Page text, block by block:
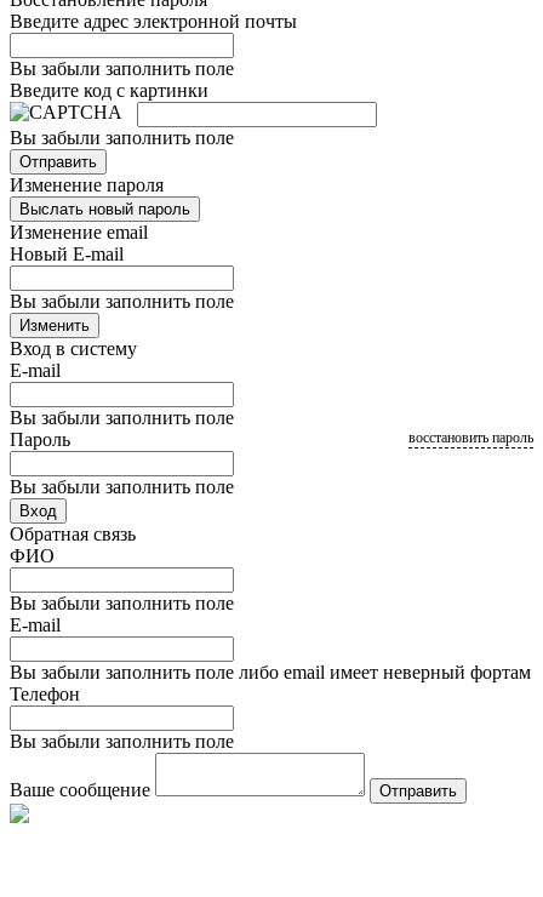
Введите адрес электронной почты
Вы забыли заполнить поле
Введите код с картинки
Вы забыли заполнить поле
Отправить
Изменение пароля
Выслать новый пароль
Изменение email
Новый E-mail
Вы забыли заполнить поле
Изменить
Вход в систему
E-mail
Вы забыли заполнить поле
Пароль
Вы забыли заполнить поле
восстановить пароль
Вход
Обратная связь
ФИО
Вы забыли заполнить поле
E-mail
Вы забыли заполнить поле либо email имеет неверный фортам
Телефон
Вы забыли заполнить поле
Ваше сообщение Отправить